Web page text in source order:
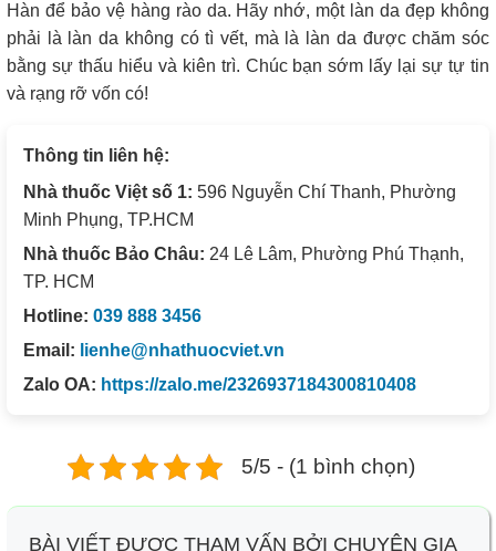
Hàn để bảo vệ hàng rào da. Hãy nhớ, một làn da đẹp không
phải là làn da không có tì vết, mà là làn da được chăm sóc
bằng sự thấu hiểu và kiên trì. Chúc bạn sớm lấy lại sự tự tin
và rạng rỡ vốn có!
Thông tin liên hệ:
Nhà thuốc Việt số 1: 596 Nguyễn Chí Thanh, Phường
Minh Phụng, TP.HCM
Nhà thuốc Bảo Châu: 24 Lê Lâm, Phường Phú Thạnh,
TP. HCM
Hotline: 039 888 3456
Email: lienhe@nhathuocviet.vn
Zalo OA: https://zalo.me/2326937184300810408
5/5 - (1 bình chọn)
BÀI VIẾT ĐƯỢC THAM VẤN BỞI CHUYÊN GIA